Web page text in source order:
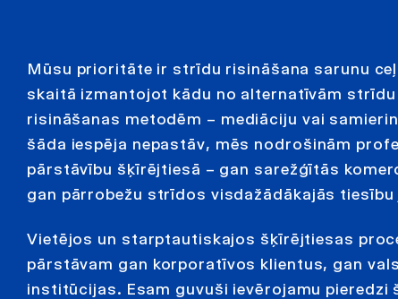
Mūsu prioritāte ir strīdu risināšana sarunu
skaitā izmantojot kādu no alternatīvām strīdu
risināšanas metodēm – mediāciju vai
šāda iespēja nepastāv, mēs nodrošinām
pārstāvību šķīrējtiesā – gan sarežģītās
gan pārrobežu strīdos visdažādākajās tiesību
Vietējos un starptautiskajos šķīrējtiesas
pārstāvam gan korporatīvos klientus, gan
institūcijas. Esam guvuši ievērojamu pieredzi